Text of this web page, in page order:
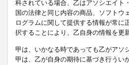
科されている場合、乙はアソシエイト
国の法律と同じ内容の商品、ソフトウ
ログラムに関して提供する情報が常
択することにより、乙自身の情報を更
甲は、いかなる時であっても乙がアソ
甲は、乙が自身の期待に基づき行うい